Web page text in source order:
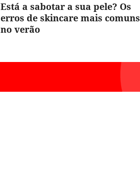
Está a sabotar a sua pele? Os
erros de skincare mais comuns
no verão